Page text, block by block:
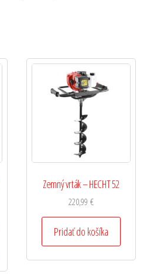
Zemný vrták – HECHT 52
220,99€
Pridať do košíka